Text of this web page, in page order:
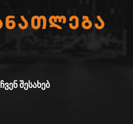
ჩვენ შესახებ